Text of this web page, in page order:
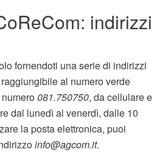
indirizzi
fornendoti una serie di indirizzi
al numero verde
numero081.750750, da cellulare e
dal lunedì al venerdì, dalle 10
la posta elettronica, puoi
info@agcom.it.